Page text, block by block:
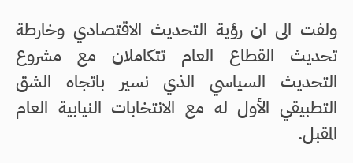
ولفت الى ان رؤية التحديث الاقتصادي وخارطة
تحديث القطاع العام تتكاملان مع مشروع
التحديث السياسي الذي نسير باتجاه الشق
التطبيقي الأول له مع الانتخابات النيابية العام
المقبل.